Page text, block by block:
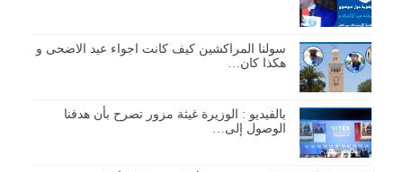
سولنا المراكشين كيف كانت اجواء عيد الاضحى و
هكذا كان…
بالفيديو : الوزيرة غيثة مزور تصرح بأن هدفنا
الوصول إلى…